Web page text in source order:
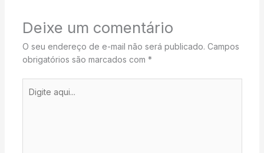
Deixe um comentário
O seu endereço de e-mail não será publicado. Campos
obrigatórios são marcados com *
aqui...